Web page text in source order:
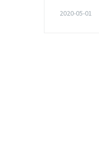
2020-05-01